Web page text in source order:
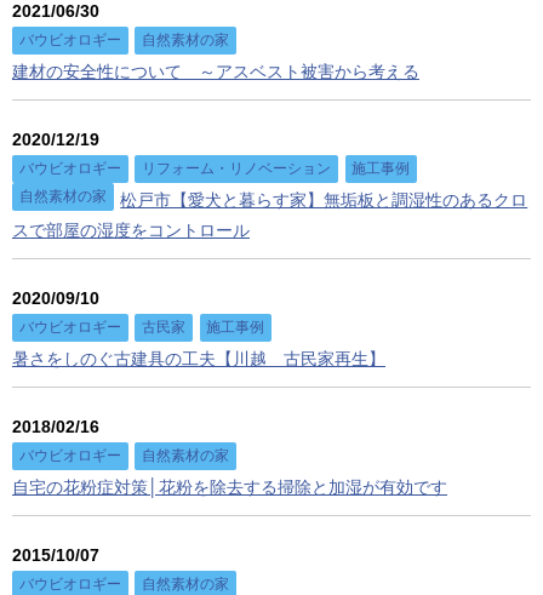
2021/06/30
バウビオロギー 自然素材の家
建材の安全性について ～アスベスト被害から考える
2020/12/19
バウビオロギー リフォーム・リノベーション
施工事例
自然素材の家
松戸市【愛犬と暮らす家】無垢板と調湿性のあるクロ
スで部屋の湿度をコントロール
2020/09/10
バウビオロギー 古民家 施工事例
暑さをしのぐ古建具の工夫【川越 古民家再生】
2018/02/16
バウビオロギー 自然素材の家
自宅の花粉症対策│花粉を除去する掃除と加湿が有効です
2015/10/07
バウビオロギー 自然素材の家